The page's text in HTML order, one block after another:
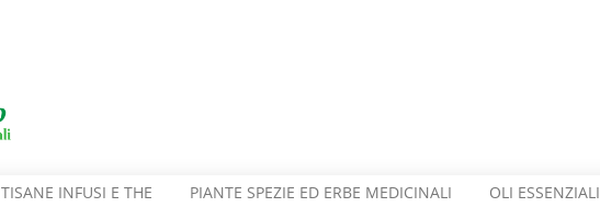
TISANE INFUSI E THE PIANTE SPEZIE ED ERBE MEDICINALI OLI ESSENZIALI